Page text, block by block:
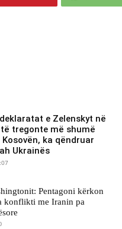
e Zelenskyt në
të tregonte më shumë
ka qëndruar
Ukrainës
Pentagoni kërkon
konflikti me Iranin pa